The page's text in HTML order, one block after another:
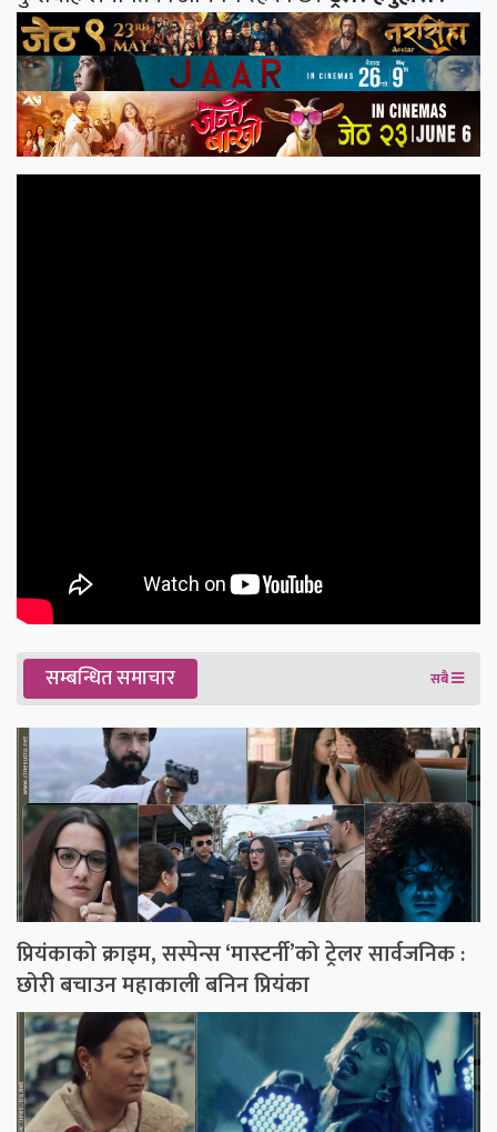
सम्बन्धित समाचार सबै
प्रियंकाको क्राइम, सस्पेन्स ‘मास्टर्नी’को ट्रेलर सार्वजनिक :
छोरी बचाउन महाकाली बनिन प्रियंका